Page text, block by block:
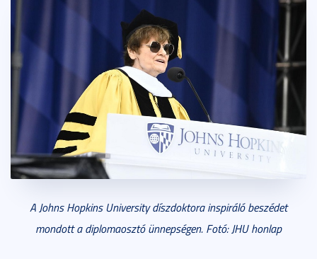
A Johns Hopkins University díszdoktora inspiráló beszédet
mondott a diplomaosztó ünnepségen. Fotó: JHU honlap